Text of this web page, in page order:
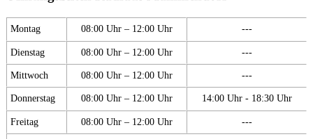
Montag 08:00 Uhr – 12:00 Uhr ---
Dienstag 08:00 Uhr – 12:00 Uhr ---
Mittwoch 08:00 Uhr – 12:00 Uhr ---
Donnerstag 08:00 Uhr – 12:00 Uhr 14:00 Uhr - 18:30 Uhr
Freitag 08:00 Uhr – 12:00 Uhr ---